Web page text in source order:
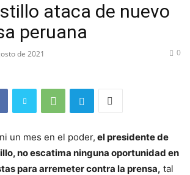
ataca de nuevo
peruana
de 2021 0
un mes en el poder, el presidente de
no escatima ninguna oportunidad en
para arremeter contra la prensa, tal